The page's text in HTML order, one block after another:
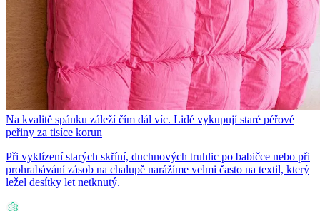
Na kvalitě spánku záleží čím dál víc. Lidé vykupují staré péřové
peřiny za tisíce korun
Při vyklízení starých skříní, duchnových truhlic po babičce nebo při
prohrabávání zásob na chalupě narážíme velmi často na textil, který
ležel desítky let netknutý.